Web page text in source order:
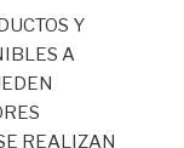
Y
A
REALIZAN